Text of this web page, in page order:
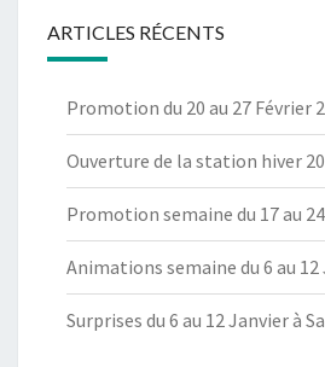
ARTICLES RÉCENTS
Promotion du 20 au 27 Février
Ouverture de la station hiver
Promotion semaine du 17 au
Animations semaine du 6 au 12
Surprises du 6 au 12 Janvier à